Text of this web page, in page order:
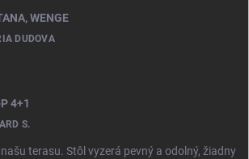
WENGE
DUDOVA
4+1
S.
terasu. Stôl vyzerá pevný a odolný, žiadny